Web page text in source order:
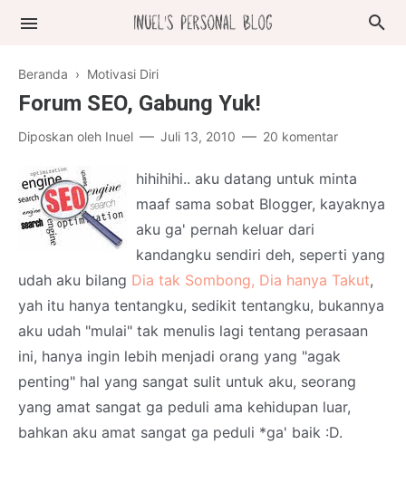
Beranda › Motivasi Diri
Forum SEO, Gabung Yuk!
Diposkan oleh Inuel Juli 13, 2010 20 komentar
hihihihi.. aku datang untuk minta
maaf sama sobat Blogger, kayaknya
aku ga' pernah keluar dari
kandangku sendiri deh, seperti yang
udah aku bilang Dia tak Sombong, Dia hanya Takut,
yah itu hanya tentangku, sedikit tentangku, bukannya
aku udah "mulai" tak menulis lagi tentang perasaan
ini, hanya ingin lebih menjadi orang yang "agak
penting" hal yang sangat sulit untuk aku, seorang
yang amat sangat ga peduli ama kehidupan luar,
bahkan aku amat sangat ga peduli *ga' baik :D.